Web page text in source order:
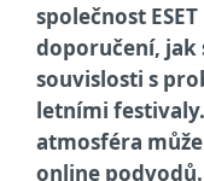
společnost
doporučení, jak
souvislosti s
letními
atmosféra
online